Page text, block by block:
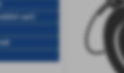
vari)